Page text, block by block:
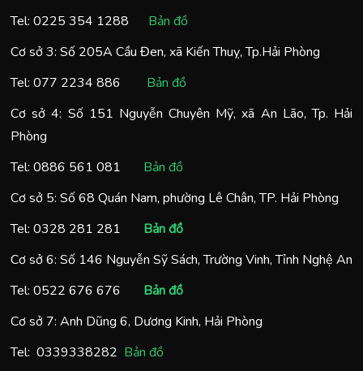
Tel: 0225 354 1288
Bản đồ
Cơ sở 3: Số 205A Cầu Đen, xã Kiến Thuỵ, Tp.Hải Phòng
Tel: 077 2234 886
Bản đồ
Cơ sở 4: Số 151 Nguyễn Chuyên Mỹ, xã An Lão, Tp. Hải
Phòng
Tel: 0886 561 081
Bản đồ
Cơ sở 5: Số 68 Quán Nam, phường Lê Chân, TP. Hải Phòng
Tel: 0328 281 281
Bản đồ
Cơ sở 6: Số 146 Nguyễn Sỹ Sách, Trường Vinh, Tỉnh Nghệ An
Tel: 0522 676 676
Bản đồ
Cơ sở 7: Anh Dũng 6, Dương Kinh, Hải Phòng
Tel: 0339338282 Bản đồ